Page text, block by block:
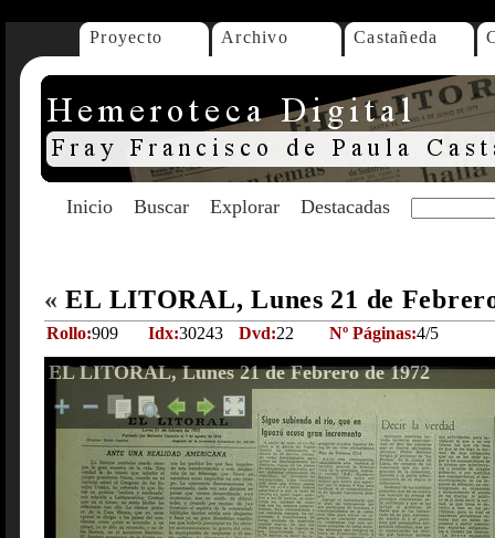
Proyecto Archivo Castañeda
Inicio Buscar Explorar Destacadas
« EL LITORAL, Lunes 21 de
Rollo:909 Idx:30243 Dvd:22 Nº Páginas:4/5
EL LITORAL, Lunes 21 de Febrero de 1972